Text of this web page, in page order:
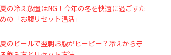
夏の冷え放置はNG！今年の冬を快適に過ごすた
めの「お腹リセット温活」
夏のビールで翌朝お腹がピーピー？冷えから守